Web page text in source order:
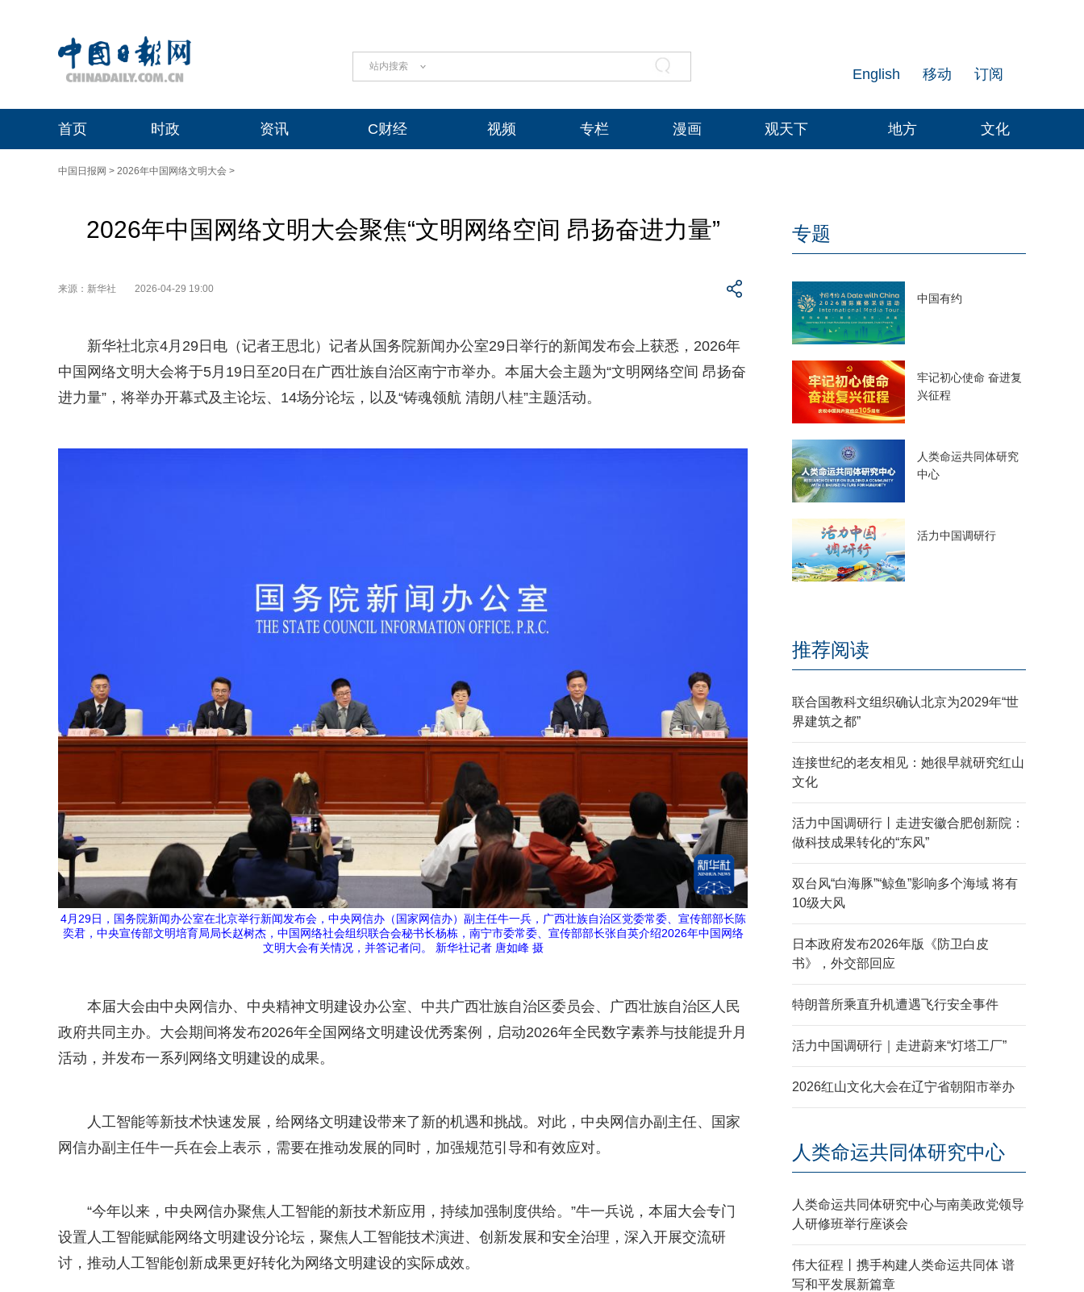
站内搜索 订阅
移动
English
首页 时政 资讯 C财经 视频 专栏 漫画 观天下 地方 文化
中国日报网 > 2026年中国网络文明大会 >
2026年中国网络文明大会聚焦“文明网络空间 昂扬奋进力量”
来源：新华社 2026-04-29 19:00
新华社北京4月29日电（记者王思北）记者从国务院新闻办公室29日举行的新闻发布会上获悉，2026年
中国网络文明大会将于5月19日至20日在广西壮族自治区南宁市举办。本届大会主题为“文明网络空间 昂扬奋
进力量”，将举办开幕式及主论坛、14场分论坛，以及“铸魂领航 清朗八桂”主题活动。
4月29日，国务院新闻办公室在北京举行新闻发布会，中央网信办（国家网信办）副主任牛一兵，广西壮族自治区党委常委、宣传部部长陈
奕君，中央宣传部文明培育局局长赵树杰，中国网络社会组织联合会秘书长杨栋，南宁市委常委、宣传部部长张自英介绍2026年中国网络
文明大会有关情况，并答记者问。 新华社记者 唐如峰 摄
本届大会由中央网信办、中央精神文明建设办公室、中共广西壮族自治区委员会、广西壮族自治区人民
政府共同主办。大会期间将发布2026年全国网络文明建设优秀案例，启动2026年全民数字素养与技能提升月
活动，并发布一系列网络文明建设的成果。
人工智能等新技术快速发展，给网络文明建设带来了新的机遇和挑战。对此，中央网信办副主任、国家
网信办副主任牛一兵在会上表示，需要在推动发展的同时，加强规范引导和有效应对。
“今年以来，中央网信办聚焦人工智能的新技术新应用，持续加强制度供给。”牛一兵说，本届大会专门
设置人工智能赋能网络文明建设分论坛，聚焦人工智能技术演进、创新发展和安全治理，深入开展交流研
讨，推动人工智能创新成果更好转化为网络文明建设的实际成效。
专题
中国有约
牢记初心使命 奋进复
兴征程
人类命运共同体研究
中心
活力中国调研行
推荐阅读
联合国教科文组织确认北京为2029年“世
界建筑之都”
连接世纪的老友相见：她很早就研究红山
文化
活力中国调研行丨走进安徽合肥创新院：
做科技成果转化的“东风”
双台风“白海豚”“鲸鱼”影响多个海域 将有
10级大风
日本政府发布2026年版《防卫白皮
书》，外交部回应
特朗普所乘直升机遭遇飞行安全事件
活力中国调研行｜走进蔚来“灯塔工厂”
2026红山文化大会在辽宁省朝阳市举办
人类命运共同体研究中心
人类命运共同体研究中心与南美政党领导
人研修班举行座谈会
伟大征程丨携手构建人类命运共同体 谱
写和平发展新篇章